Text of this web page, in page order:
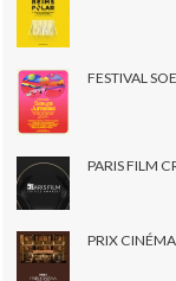
FESTIVAL
PARIS FILM
PRIX